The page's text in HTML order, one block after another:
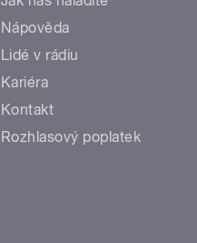
Nápověda
Lidé v rádiu
Kariéra
Kontakt
Rozhlasový poplatek